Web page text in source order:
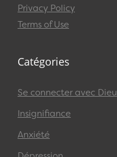
Privacy Policy
Terms of Use
Catégories
Se connecter avec Dieu
Insignifiance
Anxiété